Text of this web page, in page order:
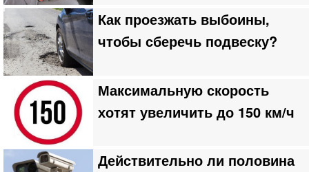
Как проезжать выбоины,
чтобы сберечь подвеску?
Максимальную скорость
хотят увеличить до 150 км/ч
Действительно ли половина